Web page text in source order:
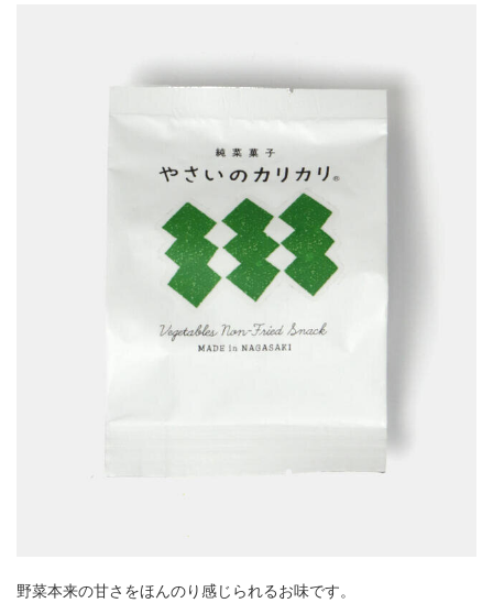
野菜本来の甘さをほんのり感じられるお味です。